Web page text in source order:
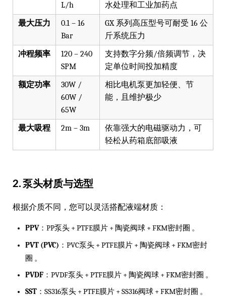
L/h
水处理和工业加药点
最大压力
0.1 – 16
Bar
GX 系列高压型号可耐受 16 公
斤系统压力
冲程频率
120 – 240
SPM
支持数字分频/倍频调节，决
定单位时间投加精度
额定功率
30W /
60W /
65W
相比电机泵更加轻便、节
能，且维护极少
最大吸程 2m – 3m
依靠强大的电磁驱动力，可
轻松从药箱底部吸液
2. 泵头材质与选型
根据介质不同，您可以灵活搭配液端材质：
PPV：PP泵头 + PTFE膜片 + 陶瓷阀球 + FKM密封圈 。
PVT (PVC) ：PVC泵头 + PTFE膜片 + 陶瓷阀球 + FKM密封
圈 。
PVDF ：PVDF泵头 + PTFE膜片 + 陶瓷阀球 + FKM密封圈 。
SST ：SS316泵头 + PTFE膜片 + SS316阀球 + FKM密封圈 。